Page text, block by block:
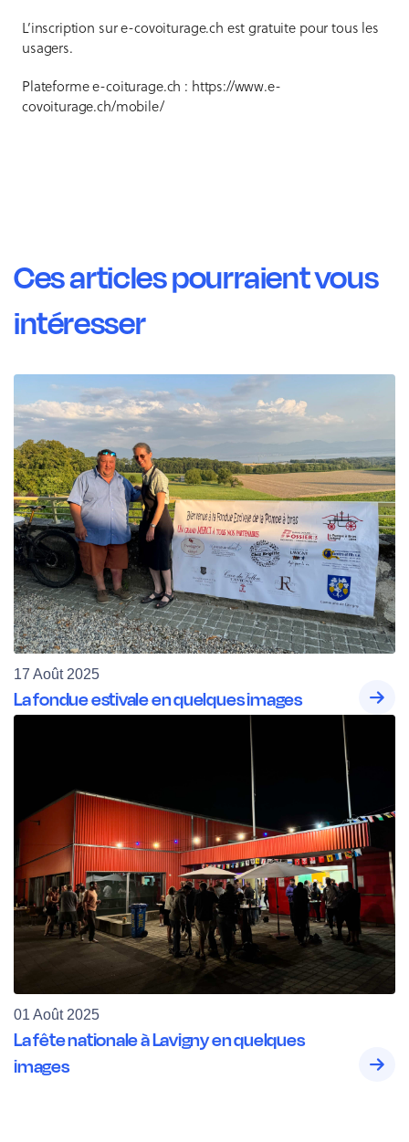
L’inscription sur e-covoiturage.ch est gratuite pour tous les
usagers.
Plateforme e-coiturage.ch : https://www.e-
covoiturage.ch/mobile/
Ces articles pourraient vous
intéresser
17 Août 2025
La fondue estivale en quelques images
01 Août 2025
La fête nationale à Lavigny en quelques
images